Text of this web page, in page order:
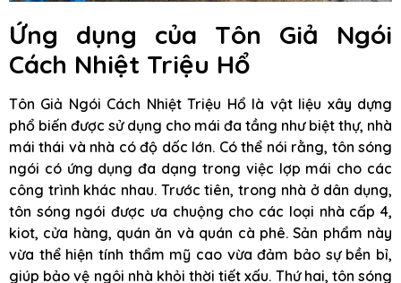
Ứng dụng của Tôn Giả Ngói
Cách Nhiệt Triệu Hổ
Tôn Giả Ngói Cách Nhiệt Triệu Hổ là vật liệu xây dựng
phổ biến được sử dụng cho mái đa tầng như biệt thự, nhà
mái thái và nhà có độ dốc lớn. Có thể nói rằng, tôn sóng
ngói có ứng dụng đa dạng trong việc lợp mái cho các
công trình khác nhau. Trước tiên, trong nhà ở dân dụng,
tôn sóng ngói được ưa chuộng cho các loại nhà cấp 4,
kiot, cửa hàng, quán ăn và quán cà phê. Sản phẩm này
vừa thể hiện tính thẩm mỹ cao vừa đảm bảo sự bền bỉ,
giúp bảo vệ ngôi nhà khỏi thời tiết xấu. Thứ hai, tôn sóng